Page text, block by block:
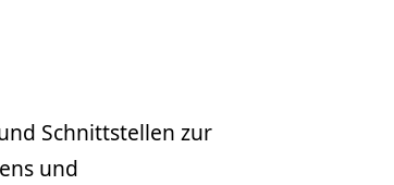
Schnittstellen zur
und